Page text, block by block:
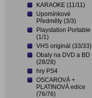
KARAOKE (11/11)
Upomínkové
Předměty (3/3)
Playstation Portable
(1/1)
VHS originál (33/33)
Obaly na DVD a BD
(28/28)
hry PS4
OSCAROVÁ +
PLATINOVÁ edice
(76/76)